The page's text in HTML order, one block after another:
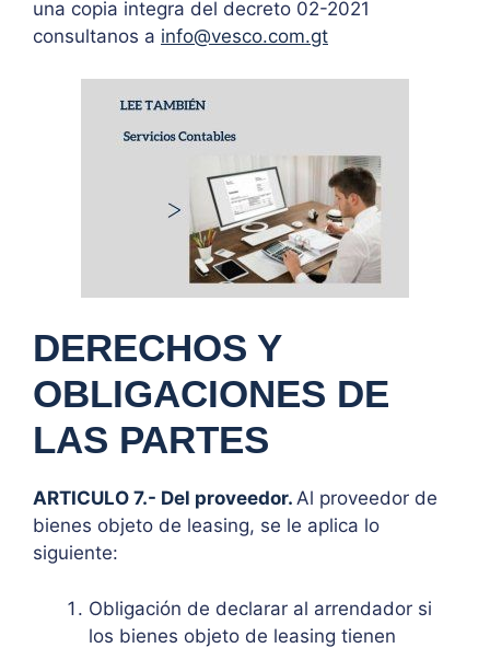
una copia integra del decreto 02-2021
consultanos a info@vesco.com.gt
DERECHOS Y
OBLIGACIONES DE
LAS PARTES
ARTICULO 7.- Del proveedor. Al proveedor de
bienes objeto de leasing, se le aplica lo
siguiente:
Obligación de declarar al arrendador si
los bienes objeto de leasing tienen